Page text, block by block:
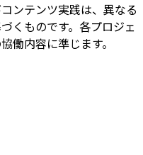
ンテンツ実践は、異なる
くものです。各プロジェ
働内容に準じます。